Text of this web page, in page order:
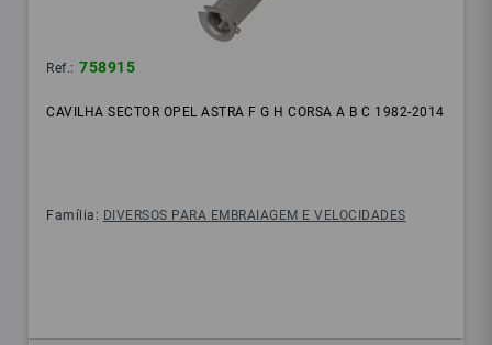
Ref.: 758915
CAVILHA SECTOR OPEL ASTRA F G H CORSA A B C 1982-2014
Família: DIVERSOS PARA EMBRAIAGEM E VELOCIDADES